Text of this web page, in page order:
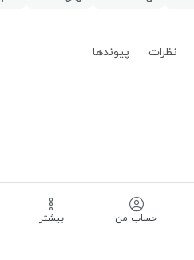
نظرات پیوند‌ها
درمان زخم بدخیم
درمان زخم پای دیابتی
درمان زخم عروقی
درمان زخم شریانی
حساب من بیشتر